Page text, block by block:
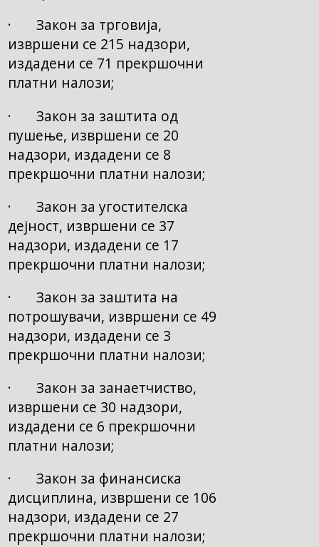
· Закон за трговија,
извршени се 215 надзори,
издадени се 71 прекршочни
платни налози;
· Закон за заштита од
пушење, извршени се 20
надзори, издадени се 8
прекршочни платни налози;
· Закон за угостителска
дејност, извршени се 37
надзори, издадени се 17
прекршочни платни налози;
· Закон за заштита на
потрошувачи, извршени се 49
надзори, издадени се 3
прекршочни платни налози;
· Закон за занаетчиство,
извршени се 30 надзори,
издадени се 6 прекршочни
платни налози;
· Закон за финансиска
дисциплина, извршени се 106
надзори, издадени се 27
прекршочни платни налози;